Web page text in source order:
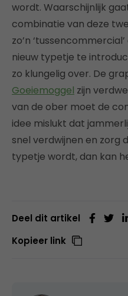
wordt. Waarschijnlijk
combinatie van deze
zo’n
nieuw typetje te
zo klungelig over. De
Goeiemoggel zijn
van de ober moet de
idee mislukt dat
snel verdwijnen en zorg
typetje wordt, dan kan
Deel dit artikel
Kopieer link